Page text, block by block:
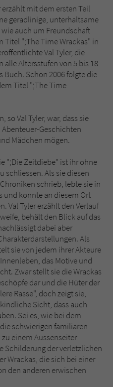
mit dem ersten Teil
geradlinige, unterhaltsame
auch um Freundschaft
Titel ";The Time Wrackas" in
Val Tyler, die
alle Altersstufen von 5 bis 18
Buch. Schon 2006 folgte die
Titel ";The Time
so Val Tyler, war, dass sie
Geschichten
Mädchen mögen.
";Die Zeitdiebe" ist ihr ohne
schliessen. Als sie diesen
schrieb, lebte sie in
und konnte an diesem Ort
Val Tyler erzählt den Verlauf
behält den Blick auf das
dabei aber
Als
sie von jedem ihrer Akteure
das Motive und
Zwar stellt sie die Wrackas
dar und die Hüter der
Rasse", doch zeigt sie,
Sicht, dass auch
Sei es, wie bei dem
schwierigen familiären
einem Aussenseiter
Schilderung der verletzlichen
Wrackas, die sich bei einer
den anderen erwischen